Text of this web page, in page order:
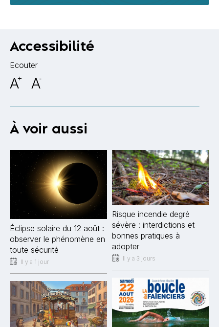
Accessibilité
Ecouter
A+ A-
À voir aussi
Éclipse solaire du 12 août :
observer le phénomène en
toute sécurité
Il y a 1 jour
Risque incendie degré
sévère : interdictions et
bonnes pratiques à
adopter
Il y a 3 jours